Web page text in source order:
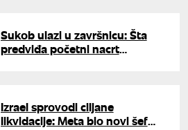
Sukob ulazi u završnicu: Šta
predviđa početni nacrt
Izrael sprovodi ciljane
likvidacije: Meta bio novi šef